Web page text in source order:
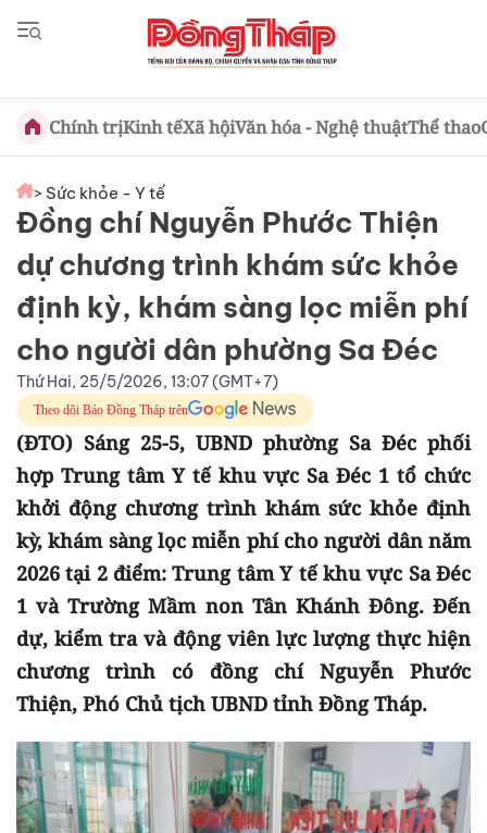
Chính trịKinh tếXã hộiVăn hóa - Nghệ thuậtThể thao
> Sức khỏe - Y tế
Đồng chí Nguyễn Phước Thiện
dự chương trình khám sức khỏe
định kỳ, khám sàng lọc miễn phí
cho người dân phường Sa Đéc
Thứ Hai, 25/5/2026, 13:07 (GMT+7)
Theo dõi Báo Đồng Tháp trên
(ĐTO) Sáng 25-5, UBND phường Sa Đéc phối
hợp Trung tâm Y tế khu vực Sa Đéc 1 tổ chức
khởi động chương trình khám sức khỏe định
kỳ, khám sàng lọc miễn phí cho người dân năm
2026 tại 2 điểm: Trung tâm Y tế khu vực Sa Đéc
1 và Trường Mầm non Tân Khánh Đông. Đến
dự, kiểm tra và động viên lực lượng thực hiện
chương trình có đồng chí Nguyễn Phước
Thiện, Phó Chủ tịch UBND tỉnh Đồng Tháp.